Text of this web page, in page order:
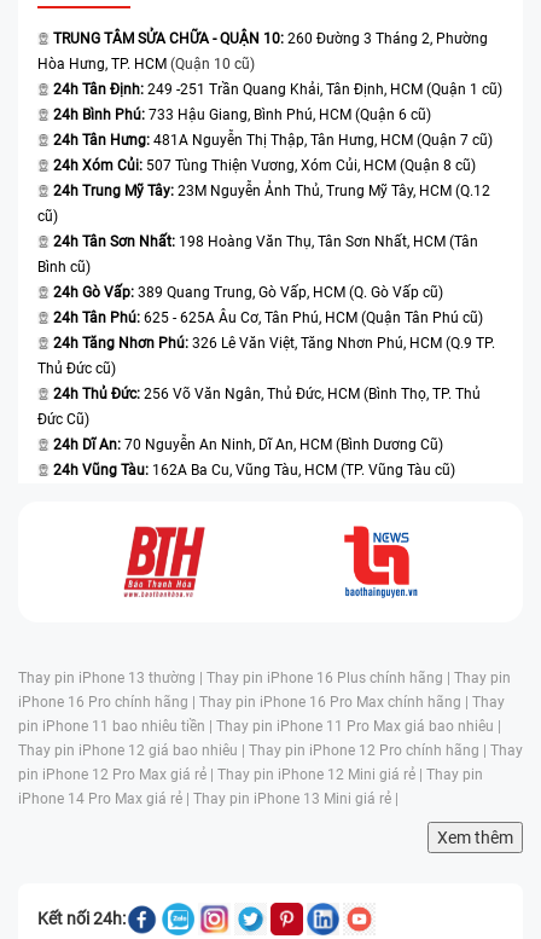
TRUNG TÂM SỬA CHỮA - QUẬN 10: 260 Đường 3 Tháng 2, Phường
Hòa Hưng, TP. HCM (Quận 10 cũ)
24h Tân Định: 249 -251 Trần Quang Khải, Tân Định, HCM (Quận 1 cũ)
24h Bình Phú: 733 Hậu Giang, Bình Phú, HCM (Quận 6 cũ)
24h Tân Hưng: 481A Nguyễn Thị Thập, Tân Hưng, HCM (Quận 7 cũ)
24h Xóm Củi: 507 Tùng Thiện Vương, Xóm Củi, HCM (Quận 8 cũ)
24h Trung Mỹ Tây: 23M Nguyễn Ảnh Thủ, Trung Mỹ Tây, HCM (Q.12
cũ)
24h Tân Sơn Nhất: 198 Hoàng Văn Thụ, Tân Sơn Nhất, HCM (Tân
Bình cũ)
24h Gò Vấp: 389 Quang Trung, Gò Vấp, HCM (Q. Gò Vấp cũ)
24h Tân Phú: 625 - 625A Âu Cơ, Tân Phú, HCM (Quận Tân Phú cũ)
24h Tăng Nhơn Phú: 326 Lê Văn Việt, Tăng Nhơn Phú, HCM (Q.9 TP.
Thủ Đức cũ)
24h Thủ Đức: 256 Võ Văn Ngân, Thủ Đức, HCM (Bình Thọ, TP. Thủ
Đức Cũ)
24h Dĩ An: 70 Nguyễn An Ninh, Dĩ An, HCM (Bình Dương Cũ)
24h Vũng Tàu: 162A Ba Cu, Vũng Tàu, HCM (TP. Vũng Tàu cũ)
Thay pin iPhone 13 thường | Thay pin iPhone 16 Plus chính hãng | Thay pin
iPhone 16 Pro chính hãng | Thay pin iPhone 16 Pro Max chính hãng | Thay
pin iPhone 11 bao nhiêu tiền | Thay pin iPhone 11 Pro Max giá bao nhiêu |
Thay pin iPhone 12 giá bao nhiêu | Thay pin iPhone 12 Pro chính hãng | Thay
pin iPhone 12 Pro Max giá rẻ | Thay pin iPhone 12 Mini giá rẻ | Thay pin
iPhone 14 Pro Max giá rẻ | Thay pin iPhone 13 Mini giá rẻ |
Xem thêm
Kết nối 24h: